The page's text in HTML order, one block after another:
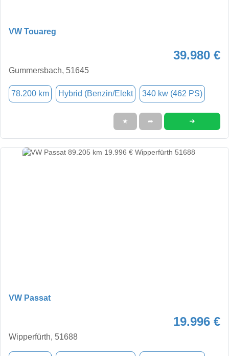
VW Touareg
39.980 €
Gummersbach, 51645
78.200 km Hybrid (Benzin/Elekt 340 kw (462 PS)
★ ➦ ➜
VW Passat
19.996 €
Wipperfürth, 51688